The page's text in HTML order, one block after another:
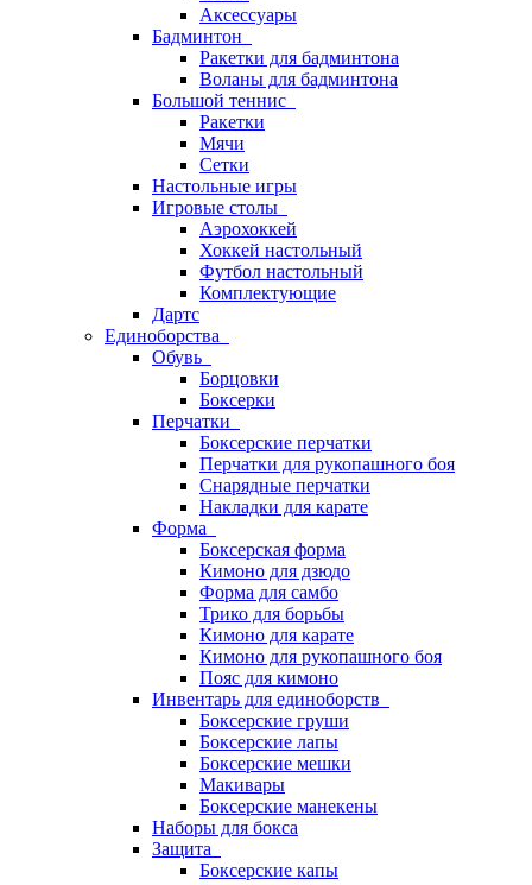
Аксессуары
Бадминтон
Ракетки для бадминтона
Воланы для бадминтона
Большой теннис
Ракетки
Мячи
Сетки
Настольные игры
Игровые столы
Аэрохоккей
Хоккей настольный
Футбол настольный
Комплектующие
Дартс
Единоборства
Обувь
Борцовки
Боксерки
Перчатки
Боксерские перчатки
Перчатки для рукопашного боя
Снарядные перчатки
Накладки для карате
Форма
Боксерская форма
Кимоно для дзюдо
Форма для самбо
Трико для борьбы
Кимоно для карате
Кимоно для рукопашного боя
Пояс для кимоно
Инвентарь для единоборств
Боксерские груши
Боксерские лапы
Боксерские мешки
Макивары
Боксерские манекены
Наборы для бокса
Защита
Боксерские капы